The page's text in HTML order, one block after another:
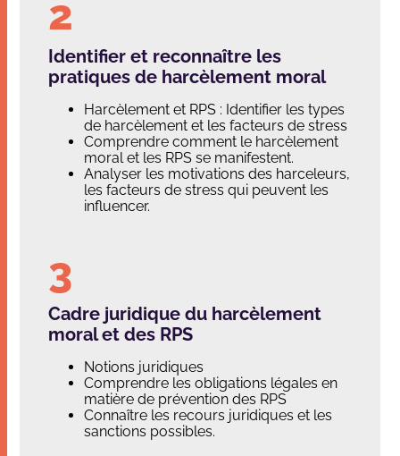
Identifier et reconnaître les
pratiques de harcèlement moral
Harcèlement et RPS : Identifier les types
de harcèlement et les facteurs de stress
Comprendre comment le harcèlement
moral et les RPS se manifestent.
Analyser les motivations des harceleurs,
les facteurs de stress qui peuvent les
influencer.
Cadre juridique du harcèlement
moral et des RPS
Notions juridiques
Comprendre les obligations légales en
matière de prévention des RPS
Connaître les recours juridiques et les
sanctions possibles.